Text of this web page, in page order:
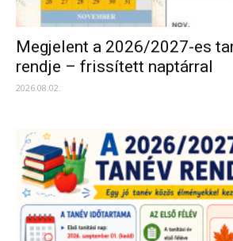
Megjelent a 2026/2027-es
rendje – frissített naptárral
2026.08.02.